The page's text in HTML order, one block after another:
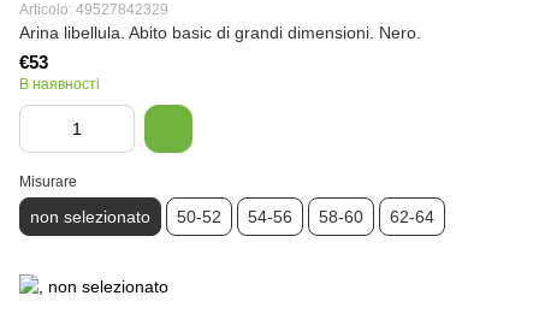
Articolo: 49527842329
Arina libellula. Abito basic di grandi dimensioni. Nero.
€53
В наявності
Misurare
non selezionato 50-52 54-56 58-60 62-64